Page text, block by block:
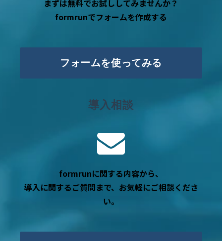
まずは無料でお試ししてみませんか？
formrunでフォームを作成する
フォームを使ってみる
導入相談
formrunに関する内容から、
導入に関するご質問まで、お気軽にご相談くださ
い。